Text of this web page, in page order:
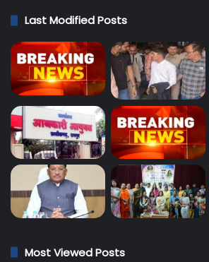
Last Modified Posts
Most Viewed Posts